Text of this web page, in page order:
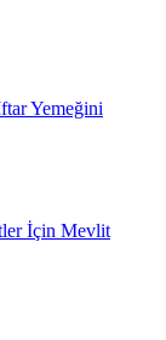
Yemeğini
İçin Mevlit